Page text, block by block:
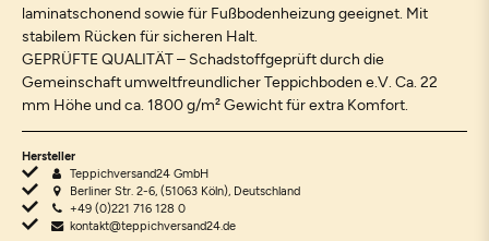
laminatschonend sowie für Fußbodenheizung geeignet. Mit
stabilem Rücken für sicheren Halt.
GEPRÜFTE QUALITÄT – Schadstoffgeprüft durch die
Gemeinschaft umweltfreundlicher Teppichboden e.V. Ca. 22
mm Höhe und ca. 1800 g/m² Gewicht für extra Komfort.
Hersteller
Teppichversand24 GmbH
Berliner Str. 2-6, (51063 Köln), Deutschland
+49 (0)221 716 128 0
kontakt@teppichversand24.de